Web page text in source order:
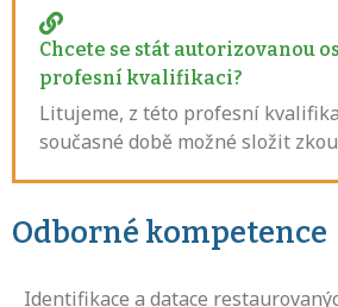
Chcete se stát autorizovanou
profesní kvalifikaci?
Litujeme, z této profesní
současné době možné složit
Odborné kompetence
Identifikace a datace